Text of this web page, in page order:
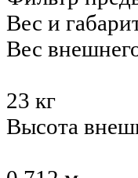
Вес и
Вес
23 кг
Высота